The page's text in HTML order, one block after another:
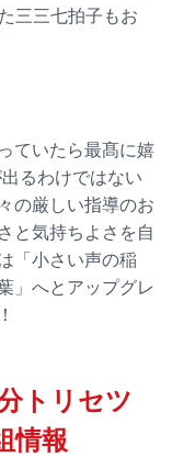
三三七拍子もお
ていたら最髙に嬉
るわけではない
の厳しい指導のお
と気持ちよさを自
「小さい声の稲
」へとアップグレ
トリセツ
情報